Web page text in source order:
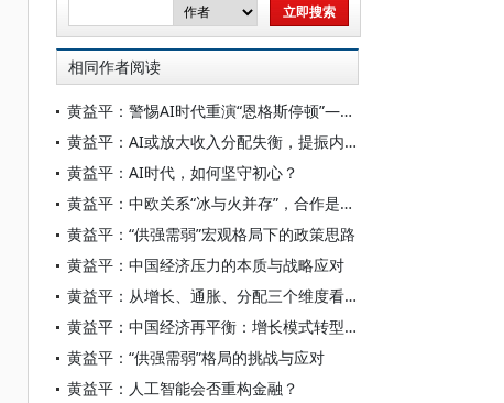
相同作者阅读
黄益平：警惕AI时代重演“恩格斯停顿”——以制度平衡技术变革下的收入分配
黄益平：AI或放大收入分配失衡，提振内需是最迫切任务
黄益平：AI时代，如何坚守初心？
黄益平：中欧关系“冰与火并存”，合作是唯一出路
黄益平：“供强需弱”宏观格局下的政策思路
黄益平：中国经济压力的本质与战略应对
黄益平：从增长、通胀、分配三个维度看AI的宏观经济影响
黄益平：中国经济再平衡：增长模式转型与创新驱动之路
黄益平：“供强需弱”格局的挑战与应对
黄益平：人工智能会否重构金融？